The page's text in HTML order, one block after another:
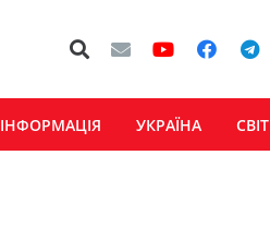
ІНФОРМАЦІЯ УКРАЇНА СВІТ